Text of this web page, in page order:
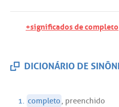
+significados de completo
DICIONÁRIO DE
1. completo, preenchido